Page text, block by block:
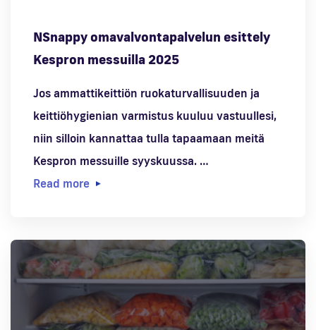
NSnappy omavalvontapalvelun esittely
Kespron messuilla 2025
Jos ammattikeittiön ruokaturvallisuuden ja
keittiöhygienian varmistus kuuluu vastuullesi,
niin silloin kannattaa tulla tapaamaan meitä
Kespron messuille syyskuussa. …
Read more